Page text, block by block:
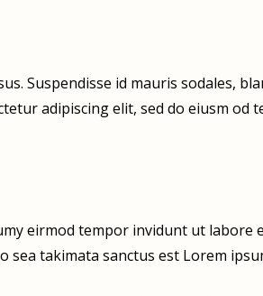
Suspendisse id mauris sodales,
adipiscing elit, sed do eiusm
eirmod tempor invidunt ut labore
sea takimata sanctus est Lorem